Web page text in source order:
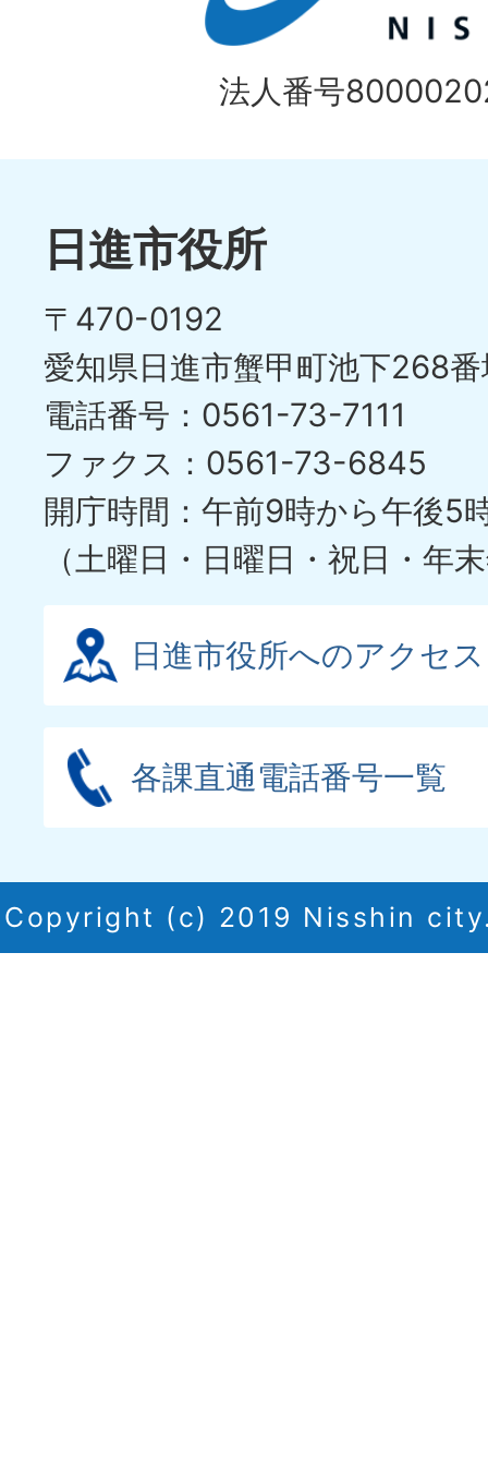
法人番号
日進市役所
〒470-0192
愛知県日進市蟹甲町池下268
電話番号：0561-73-7111
ファクス：0561-73-6845
開庁時間：午前9時から午後5
（土曜日・日曜日・祝日・年
日進市役所へのアクセス
各課直通電話番号一覧
Copyright (c) 2019 Nisshin